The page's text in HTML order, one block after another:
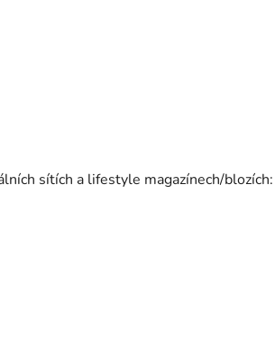
sítích a lifestyle magazínech/blozích: